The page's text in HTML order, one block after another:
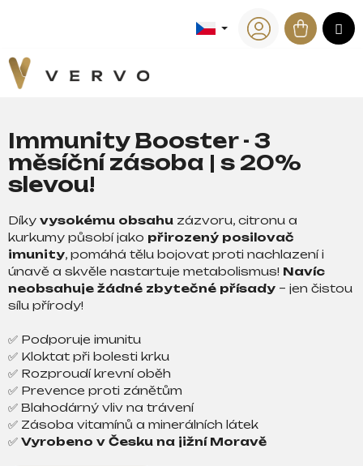
Přihlášení
Immunity Booster - 3
měsíční zásoba | s 20%
slevou!
Díky vysokému obsahu zázvoru, citronu a
kurkumy působí jako přirozený posilovač
imunity, pomáhá tělu bojovat proti nachlazení i
únavě a skvěle nastartuje metabolismus! Navíc
neobsahuje žádné zbytečné přísady – jen čistou
sílu přírody!
✅ Podporuje imunitu
✅ Kloktat při bolesti krku
✅ Rozproudí krevní oběh
✅ Prevence proti zánětům
✅ Blahodárný vliv na trávení
✅ Zásoba vitamínů a minerálních látek
✅ Vyrobeno v Česku na jižní Moravě
C
o
t
ř
e
b
u
j
e
t
e
n
a
j
í
t
?